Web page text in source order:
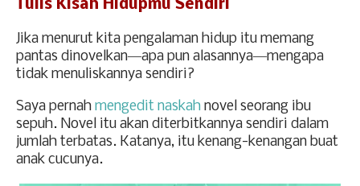
Tulis Kisah Hidupmu Sendiri
Jika menurut kita pengalaman hidup itu memang
pantas dinovelkan―apa pun alasannya―mengapa
tidak menuliskannya sendiri?
Saya pernah mengedit naskah novel seorang ibu
sepuh. Novel itu akan diterbitkannya sendiri dalam
jumlah terbatas. Katanya, itu kenang-kenangan buat
anak cucunya.